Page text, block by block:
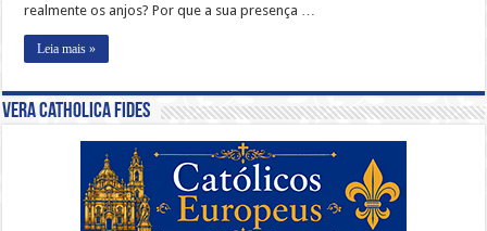
realmente os anjos? Por que a sua presença …
Leia mais »
Vera Catholica Fides